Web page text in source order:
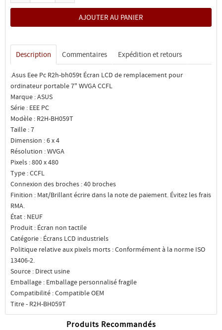
Description Commentaires Expédition et retours
.Asus Eee Pc R2h-bh059t Écran LCD de remplacement pour
ordinateur portable 7" WVGA CCFL
Marque : ASUS
Série : EEE PC
Modèle : R2H-BH059T
Taille : 7
Dimension : 6 x 4
Résolution : WVGA
Pixels : 800 x 480
Type : CCFL
Connexion des broches : 40 broches
Finition : Mat/Brillant écrire dans la note de paiement. Évitez les frais
RMA.
État : NEUF
Produit : Écran non tactile
Catégorie : Écrans LCD industriels
Politique relative aux pixels morts : Conformément à la norme ISO
13406-2.
Source : Direct usine
Emballage : Emballage personnalisé fragile
Compatibilité : Compatible OEM
Titre - R2H-BH059T
Produits Recommandés